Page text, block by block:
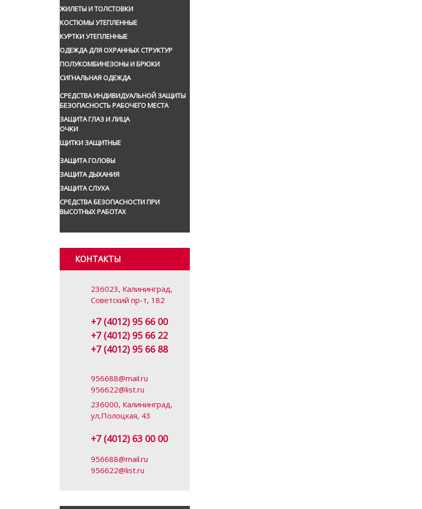
ЖИЛЕТЫ И ТОЛСТОВКИ
КОСТЮМЫ УТЕПЛЕННЫЕ
КУРТКИ УТЕПЛЕННЫЕ
ОДЕЖДА ДЛЯ ОХРАННЫХ СТРУКТУР
ПОЛУКОМБИНЕЗОНЫ И БРЮКИ
СИГНАЛЬНАЯ ОДЕЖДА
СРЕДСТВА ИНДИВИДУАЛЬНОЙ ЗАЩИТЫ
БЕЗОПАСНОСТЬ РАБОЧЕГО МЕСТА
ЗАЩИТА ГЛАЗ И ЛИЦА
ОЧКИ
ЩИТКИ ЗАЩИТНЫЕ
ЗАЩИТА ГОЛОВЫ
ЗАЩИТА ДЫХАНИЯ
ЗАЩИТА СЛУХА
СРЕДСТВА БЕЗОПАСНОСТИ ПРИ
ВЫСОТНЫХ РАБОТАХ
КОНТАКТЫ
236023, Калининград,
Советский пр-т, 182
+7 (4012) 95 66 00
+7 (4012) 95 66 22
+7 (4012) 95 66 88
956688@mail.ru
956622@list.ru
236000, Калининград,
ул,Полоцкая, 43
+7 (4012) 63 00 00
956688@mail.ru
956622@list.ru